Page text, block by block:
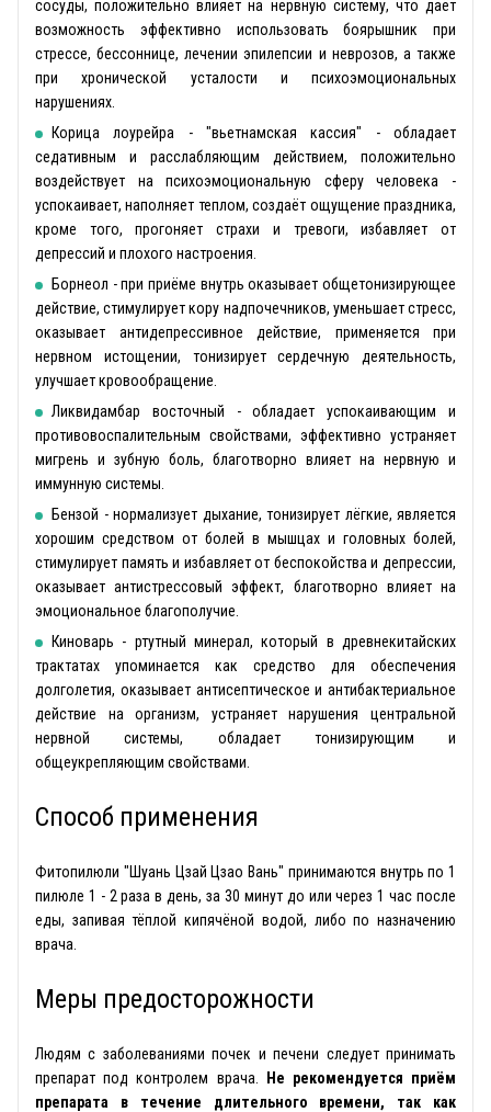
сосуды, положительно влияет на нервную систему, что даёт
возможность эффективно использовать боярышник при
стрессе, бессоннице, лечении эпилепсии и неврозов, а также
при хронической усталости и психоэмоциональных
нарушениях.
Корица лоурейра - "вьетнамская кассия" - обладает
седативным и расслабляющим действием, положительно
воздействует на психоэмоциональную сферу человека -
успокаивает, наполняет теплом, создаёт ощущение праздника,
кроме того, прогоняет страхи и тревоги, избавляет от
депрессий и плохого настроения.
Борнеол - при приёме внутрь оказывает общетонизирующее
действие, стимулирует кору надпочечников, уменьшает стресс,
оказывает антидепрессивное действие, применяется при
нервном истощении, тонизирует сердечную деятельность,
улучшает кровообращение.
Ликвидамбар восточный - обладает успокаивающим и
противовоспалительным свойствами, эффективно устраняет
мигрень и зубную боль, благотворно влияет на нервную и
иммунную системы.
Бензой - нормализует дыхание, тонизирует лёгкие, является
хорошим средством от болей в мышцах и головных болей,
стимулирует память и избавляет от беспокойства и депрессии,
оказывает антистрессовый эффект, благотворно влияет на
эмоциональное благополучие.
Киноварь - ртутный минерал, который в древнекитайских
трактатах упоминается как средство для обеспечения
долголетия, оказывает антисептическое и антибактериальное
действие на организм, устраняет нарушения центральной
нервной системы, обладает тонизирующим и
общеукрепляющим свойствами.
Способ применения
Фитопилюли "Шуань Цзай Цзао Вань" принимаются внутрь по 1
пилюле 1 - 2 раза в день, за 30 минут до или через 1 час после
еды, запивая тёплой кипячёной водой, либо по назначению
врача.
Меры предосторожности
Людям с заболеваниями почек и печени следует принимать
препарат под контролем врача.
Не рекомендуется приём
препарата в течение длительного времени, так как